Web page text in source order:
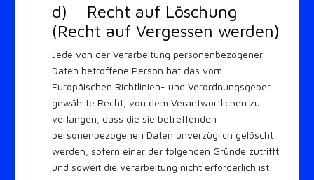
d) Recht auf Löschung
(Recht auf Vergessen werden)
Jede von der Verarbeitung personenbezogener
Daten betroffene Person hat das vom
Europäischen Richtlinien- und Verordnungsgeber
gewährte Recht, von dem Verantwortlichen zu
verlangen, dass die sie betreffenden
personenbezogenen Daten unverzüglich gelöscht
werden, sofern einer der folgenden Gründe zutrifft
und soweit die Verarbeitung nicht erforderlich ist: